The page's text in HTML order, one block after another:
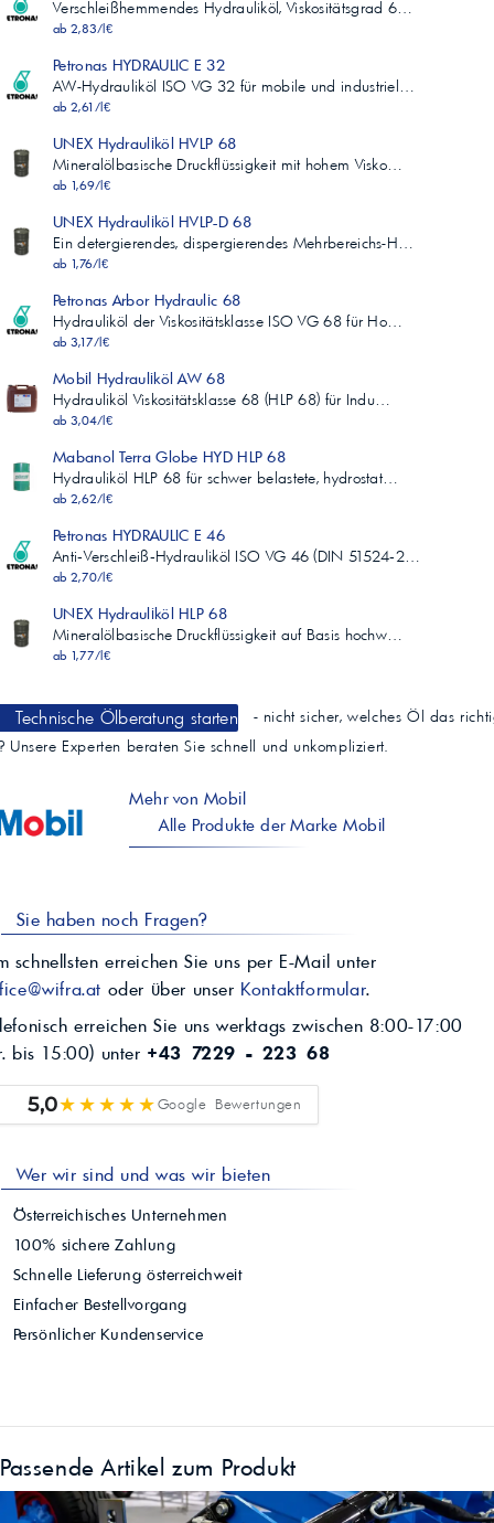
Verschleißhemmendes Hydrauliköl, Viskositätsgrad 6…
ab 2,83/l€
Petronas HYDRAULIC E 32
AW-Hydrauliköl ISO VG 32 für mobile und industriel…
ab 2,61/l€
UNEX Hydrauliköl HVLP 68
Mineralölbasische Druckflüssigkeit mit hohem Visko…
ab 1,69/l€
UNEX Hydrauliköl HVLP-D 68
Ein detergierendes, dispergierendes Mehrbereichs-H…
ab 1,76/l€
Petronas Arbor Hydraulic 68
Hydrauliköl der Viskositätsklasse ISO VG 68 für Ho…
ab 3,17/l€
Mobil Hydrauliköl AW 68
Hydrauliköl Viskositätsklasse 68 (HLP 68) für Indu…
ab 3,04/l€
Mabanol Terra Globe HYD HLP 68
Hydrauliköl HLP 68 für schwer belastete, hydrostat…
ab 2,62/l€
Petronas HYDRAULIC E 46
Anti‑Verschleiß‑Hydrauliköl ISO VG 46 (DIN 51524‑2…
ab 2,70/l€
UNEX Hydrauliköl HLP 68
Mineralölbasische Druckflüssigkeit auf Basis hochw…
ab 1,77/l€
Technische Ölberatung starten
- nicht sicher, welches Öl das
Unsere Experten beraten Sie schnell und unkompliziert.
Mehr von Mobil
Alle Produkte der Marke Mobil
Sie haben noch Fragen?
schnellsten erreichen Sie uns per E-Mail unter
oder über unser Kontaktformular.
erreichen Sie uns werktags zwischen 8:00-17:00
bis 15:00) unter +43 7229 - 223 68
5,0★★★★★Google Bewertungen
Wer wir sind und was wir bieten
Österreichisches Unternehmen
100% sichere Zahlung
Schnelle Lieferung österreichweit
Einfacher Bestellvorgang
Persönlicher Kundenservice
Passende Artikel zum Produkt